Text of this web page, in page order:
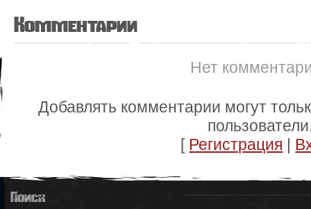
Комментарии
Нет
Добавлять комментарии могут
[ Регистрация |
Поиск